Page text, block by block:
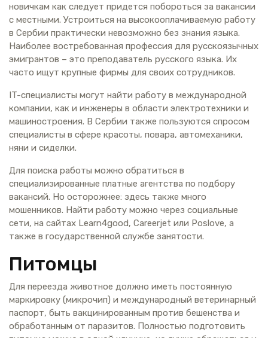
новичкам как следует придется побороться за вакансии
с местными. Устроиться на высокооплачиваемую работу
в Сербии практически невозможно без знания языка.
Наиболее востребованная профессия для русскоязычных
эмигрантов – это преподаватель русского языка. Их
часто ищут крупные фирмы для своих сотрудников.
IT-специалисты могут найти работу в международной
компании, как и инженеры в области электротехники и
машиностроения. В Сербии также пользуются спросом
специалисты в сфере красоты, повара, автомеханики,
няни и сиделки.
Для поиска работы можно обратиться в
специализированные платные агентства по подбору
вакансий. Но осторожнее: здесь также много
мошенников. Найти работу можно через социальные
сети, на сайтах Learn4good, Careerjet или Poslove, а
также в государственной службе занятости.
Питомцы
Для переезда животное должно иметь постоянную
маркировку (микрочип) и международный ветеринарный
паспорт, быть вакцинированным против бешенства и
обработанным от паразитов. Полностью подготовить